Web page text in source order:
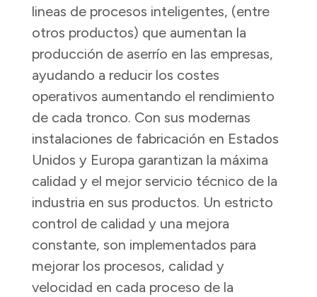
lineas de procesos inteligentes, (entre
otros productos) que aumentan la
producción de aserrío en las empresas,
ayudando a reducir los costes
operativos aumentando el rendimiento
de cada tronco. Con sus modernas
instalaciones de fabricación en Estados
Unidos y Europa garantizan la máxima
calidad y el mejor servicio técnico de la
industria en sus productos. Un estricto
control de calidad y una mejora
constante, son implementados para
mejorar los procesos, calidad y
velocidad en cada proceso de la